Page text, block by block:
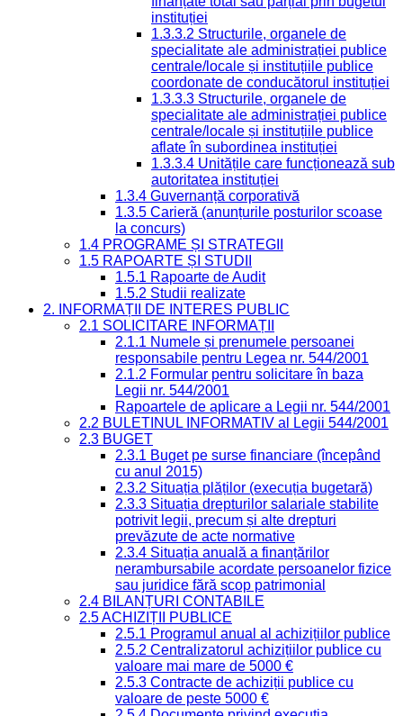
instituției
1.3.3.2 Structurile, organele de
specialitate ale administrației publice
centrale/locale și instituțiile publice
coordonate de conducătorul instituției
1.3.3.3 Structurile, organele de
specialitate ale administrației publice
centrale/locale și instituțiile publice
aflate în subordinea instituției
1.3.3.4 Unitățile care funcționează sub
autoritatea instituției
1.3.4 Guvernanță corporativă
1.3.5 Carieră (anunțurile posturilor scoase
la concurs)
1.4 PROGRAME ȘI STRATEGII
1.5 RAPOARTE ȘI STUDII
1.5.1 Rapoarte de Audit
1.5.2 Studii realizate
2. INFORMAȚII DE INTERES PUBLIC
2.1 SOLICITARE INFORMAȚII
2.1.1 Numele și prenumele persoanei
responsabile pentru Legea nr. 544/2001
2.1.2 Formular pentru solicitare în baza
Legii nr. 544/2001
Rapoartele de aplicare a Legii nr. 544/2001
2.2 BULETINUL INFORMATIV al Legii 544/2001
2.3 BUGET
2.3.1 Buget pe surse financiare (începând
cu anul 2015)
2.3.2 Situația plăților (execuția bugetară)
2.3.3 Situația drepturilor salariale stabilite
potrivit legii, precum și alte drepturi
prevăzute de acte normative
2.3.4 Situația anuală a finanțărilor
nerambursabile acordate persoanelor fizice
sau juridice fără scop patrimonial
2.4 BILANȚURI CONTABILE
2.5 ACHIZIȚII PUBLICE
2.5.1 Programul anual al achizițiilor publice
2.5.2 Centralizatorul achizițiilor publice cu
valoare mai mare de 5000 €
2.5.3 Contracte de achiziții publice cu
valoare de peste 5000 €